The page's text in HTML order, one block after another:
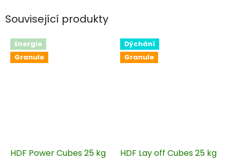
Související produkty
Energie
Granule
HDF Power Cubes 25 kg
Dýchání
Granule
HDF Lay off Cubes 25 kg